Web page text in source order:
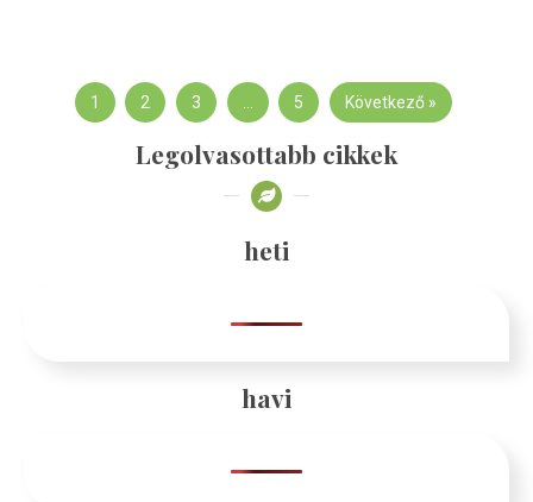
1 2 3 … 5 Következő »
Legolvasottabb cikkek
heti
havi